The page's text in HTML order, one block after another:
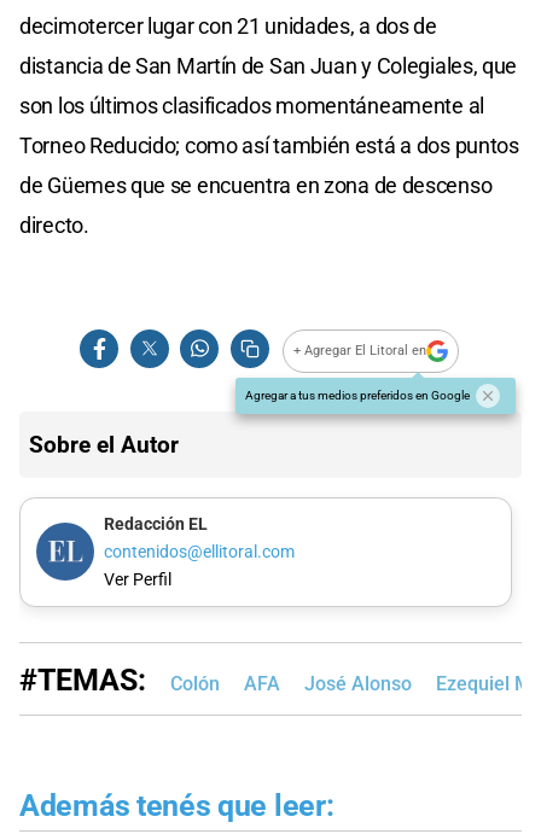
decimotercer lugar con 21 unidades, a dos de
distancia de San Martín de San Juan y Colegiales, que
son los últimos clasificados momentáneamente al
Torneo Reducido; como así también está a dos puntos
de Güemes que se encuentra en zona de descenso
directo.
+ Agregar El Litoral en
Agregar a tus medios preferidos en Google
Sobre el Autor
Redacción EL
contenidos@ellitoral.com
Ver Perfil
#TEMAS: Colón AFA José Alonso Ezequiel
Además tenés que leer: